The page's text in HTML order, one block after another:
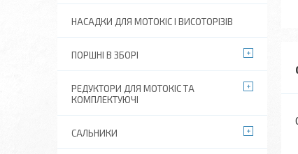
НАСАДКИ ДЛЯ МОТОКІС І ВИСОТОРІЗІВ
ПОРШНІ В ЗБОРІ
РЕДУКТОРИ ДЛЯ МОТОКІС ТА
КОМПЛЕКТУЮЧІ
САЛЬНИКИ